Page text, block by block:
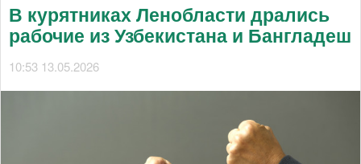
В курятниках Ленобласти дрались
рабочие из Узбекистана и Бангладеш
10:53 13.05.2026